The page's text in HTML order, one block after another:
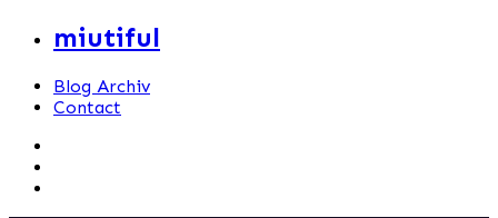
miutiful
Blog Archiv
Contact